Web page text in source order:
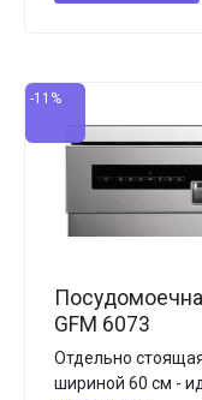
-11%
GFM 6073
Отдельно
шириной 60 см -